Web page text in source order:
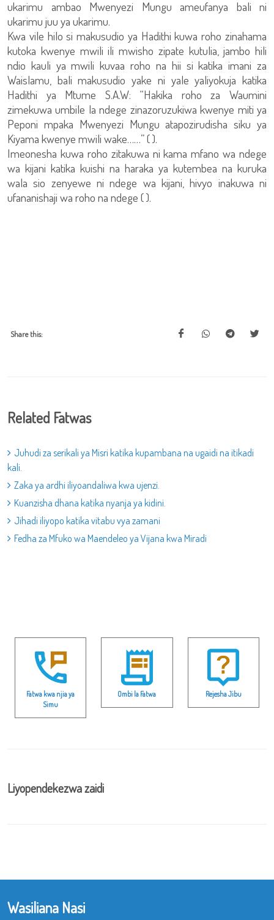
ukarimu ambao Mwenyezi Mungu ameufanya bali ni
ukarimu juu ya ukarimu.
Kwa vile hilo si makusudio ya Hadithi kuwa roho zinahama
kutoka kwenye mwili ili mwisho zipate kutulia, jambo hili
ndio kauli ya mwili kuvaa roho na hii si katika imani za
Waislamu, bali makusudio yake ni yale yaliyokuja katika
Hadithi ya Mtume S.A.W: “Hakika roho za Waumini
zimekuwa umbile la ndege zinazoruzukiwa kwenye miti ya
Peponi mpaka Mwenyezi Mungu atapozirudisha siku ya
Kiyama kwenye mwili wake……” ( ).
Imeonesha kuwa roho zitakuwa ni kama mfano wa ndege
wa kijani katika kuishi na haraka ya kutembea na kuruka
wala sio zenyewe ni ndege wa kijani, hivyo inakuwa ni
ufananishaji wa roho na ndege ( ).
Share this:
Related Fatwas
Juhudi za serikali ya Misri katika kupambana na ugaidi na itikadi
kali.
Zaka ya ardhi iliyoandaliwa kwa ujenzi.
Kuanzisha dhana katika nyanja ya kidini.
Jihadi iliyopo katika vitabu vya zamani
Fedha za Mfuko wa Maendeleo ya Vijana kwa Miradi
Fatwa kwa njia ya
Simu
Ombi la Fatwa Rejesha Jibu
Liyopendekezwa zaidi
Wasiliana Nasi